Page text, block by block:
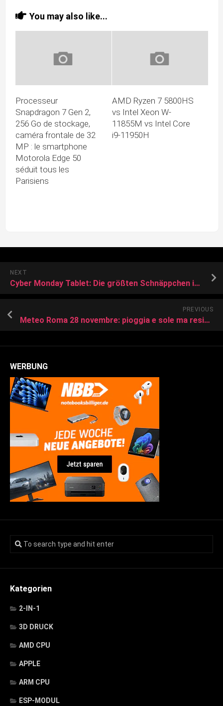
You may also like...
Processeur
Snapdragon 7 Gen 2,
256 Go de stockage,
caméra frontale de 32
MP : le smartphone
Motorola Edge 50
séduit tous les
Parisiens
AMD Ryzen 7 5800HS
vs Intel Xeon W-
11855M vs Intel Core
i9-11950H
NEXT
Cyber Monday Tablet: Die größten Schnäppchen in der Übersicht
PREVIOUS
Meteo Roma 28 novembre: pioggia e sole ma resiste il freddo intenso al mattino
WERBUNG
Kategorien
2-IN-1
3D DRUCK
AMD CPU
APPLE
ARM CPU
ESP-MODUL